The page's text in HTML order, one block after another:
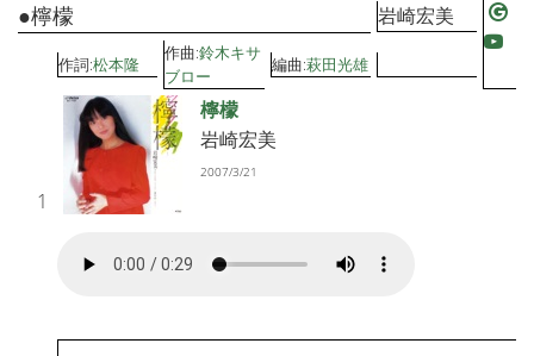
1
●檸檬 岩崎宏美
作詞:松本隆
作曲:鈴木キサ
ブロー
編曲:萩田光雄
檸檬
岩崎宏美
2007/3/21